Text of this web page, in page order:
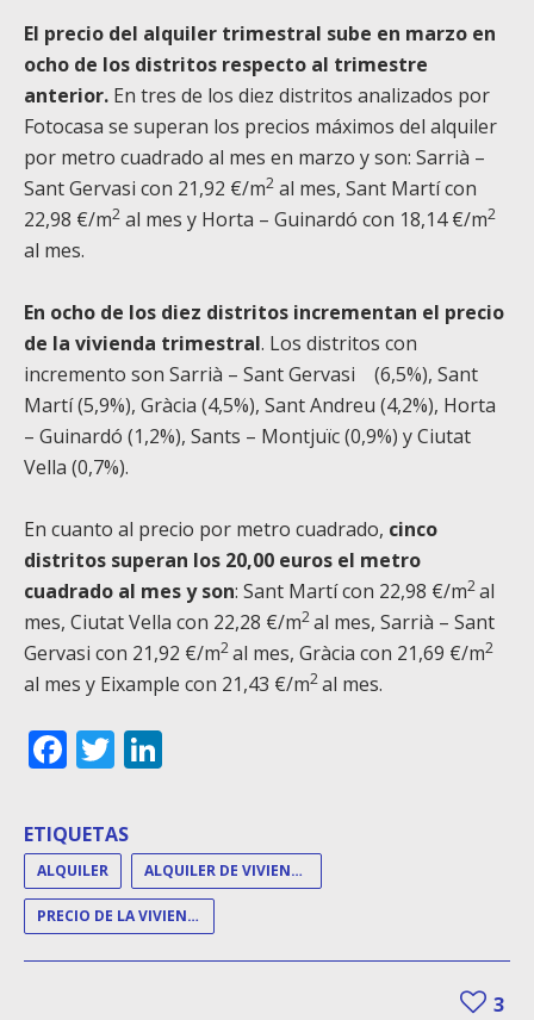
El precio del alquiler trimestral sube en marzo en
ocho de los distritos respecto al trimestre
anterior. En tres de los diez distritos analizados por
Fotocasa se superan los precios máximos del alquiler
por metro cuadrado al mes en marzo y son: Sarrià –
Sant Gervasi con 21,92 €/m2 al mes, Sant Martí con
22,98 €/m2 al mes y Horta – Guinardó con 18,14 €/m2
al mes.
En ocho de los diez distritos incrementan el precio
de la vivienda trimestral. Los distritos con
incremento son Sarrià – Sant Gervasi (6,5%), Sant
Martí (5,9%), Gràcia (4,5%), Sant Andreu (4,2%), Horta
– Guinardó (1,2%), Sants – Montjuïc (0,9%) y Ciutat
Vella (0,7%).
En cuanto al precio por metro cuadrado, cinco
distritos superan los 20,00 euros el metro
cuadrado al mes y son: Sant Martí con 22,98 €/m2al
mes, Ciutat Vella con 22,28 €/m2al mes, Sarrià – Sant
Gervasi con 21,92 €/m2al mes, Gràcia con 21,69 €/m2
al mes y Eixample con 21,43 €/m2al mes.
Facebook
Twitter
ETIQUETAS
ALQUILER ALQUILER DE VIVIENDAS
PRECIO DE LA VIVIENDA
3